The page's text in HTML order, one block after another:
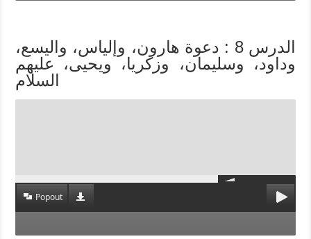
الدرس 8 : دعوة هارون، وإلياس، واليسع،
وداود، وسليمان، وزكريا، ويحيى، عليهم
السلام
Popout